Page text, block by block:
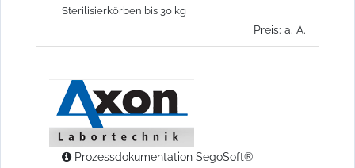
Sterilisierkörben bis 30 kg
Preis: a. A.
Prozessdokumentation SegoSoft®